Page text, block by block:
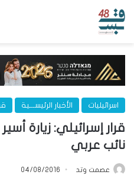
اسرائيليات الأخبار الرئيســـية
قرار إسرائيلي: زيارة
نائب عربي
عصمت وتد 04/08/2016